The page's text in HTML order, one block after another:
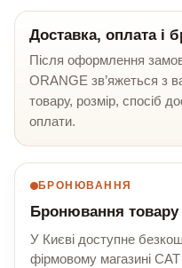
Доставка, оплата і
Після оформлення
ORANGE зв’яжеться з
товару, розмір, спосіб
оплати.
БРОНЮВАННЯ
Бронювання товару
У Києві доступне
фірмовому магазині